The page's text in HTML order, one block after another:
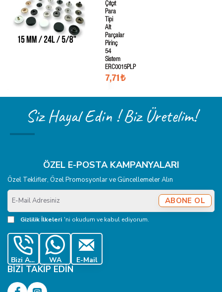
Çıtçıt
Para
Tipi
Alt
Parçalar
Pirinç
54
Sistem
ERC0015PLP
7,71₺
Siz Hayal Edin ! Biz Üretelim!
ÖZEL E-POSTA KAMPANYALARI
Özel Teklifler, Özel Promosyonlar ve Güncellemeler Alın
E-
Mail
Adresiniz
ABONE OL
Gizlilik İlkeleri 'ni okudum ve kabul ediyorum.
Bizi Ara WA E-Mail
BIZI TAKIP EDIN